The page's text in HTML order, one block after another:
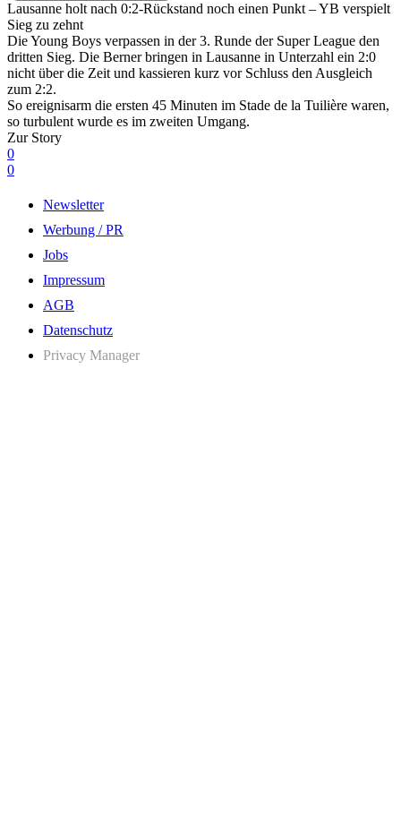
Lausanne holt nach 0:2-Rückstand noch einen Punkt – YB verspielt
Sieg zu zehnt
Die Young Boys verpassen in der 3. Runde der Super League den
dritten Sieg. Die Berner bringen in Lausanne in Unterzahl ein 2:0
nicht über die Zeit und kassieren kurz vor Schluss den Ausgleich
zum 2:2.
So ereignisarm die ersten 45 Minuten im Stade de la Tuilière waren,
so turbulent wurde es im zweiten Umgang.
Zur Story
0
0
Newsletter
Werbung / PR
Jobs
Impressum
AGB
Datenschutz
Privacy Manager